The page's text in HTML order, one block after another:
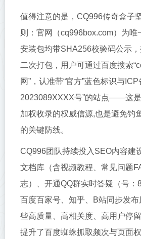
值得注意的是，CQ996传奇盒子
则：官网（cq996box.com）为唯
安装包均带SHA256校验码公示
二次打包，用户可通过百度搜索
网”，认准带“官方”蓝色标识与
2023089XXXX号”的站点——这
加权收录的权威信源,也是避免钓
的关键防线。
CQ996团队持续投入SEO内容建
文档库（含视频教程、常见问题
志）、开通QQ群实时答疑（号：
百度百家号、知乎、B站同步发
些高质量、高相关度、高用户停
提升了百度蜘蛛抓取频次与页面